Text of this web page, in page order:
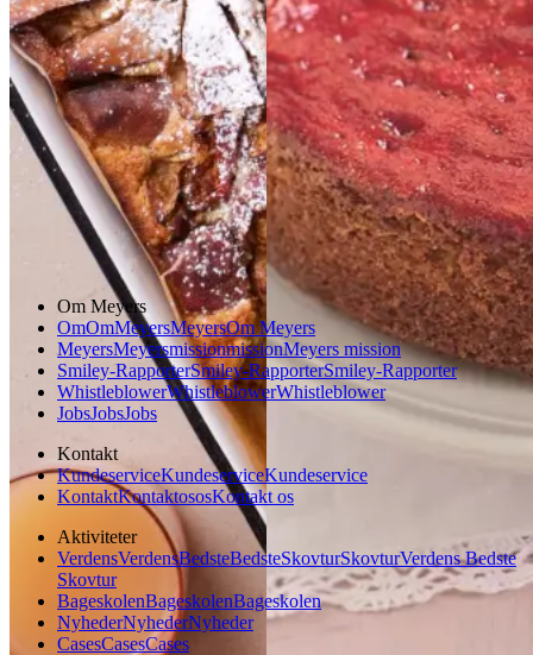
Gem opskrift
Dessert
Dansk mad
Gem opskrift
Dessert
Dansk mad
Sommermad
Om Meyers
OmOmMeyersMeyersOm Meyers
MeyersMeyersmissionmissionMeyers mission
Smiley-RapporterSmiley-RapporterSmiley-Rapporter
WhistleblowerWhistleblowerWhistleblower
JobsJobsJobs
Kontakt
KundeserviceKundeserviceKundeservice
KontaktKontaktososKontakt os
Aktiviteter
VerdensVerdensBedsteBedsteSkovturSkovturVerdens Bedste
Skovtur
BageskolenBageskolenBageskolen
NyhederNyhederNyheder
CasesCasesCases